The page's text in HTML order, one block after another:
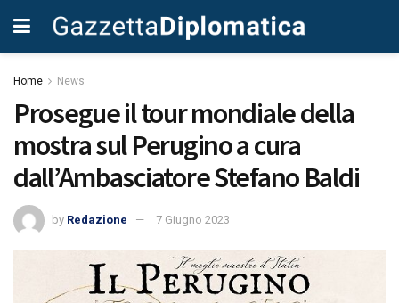
Home News
Prosegue il tour mondiale della
mostra sul Perugino a cura
dall’Ambasciatore Stefano Baldi
by Redazione 7 Giugno 2023